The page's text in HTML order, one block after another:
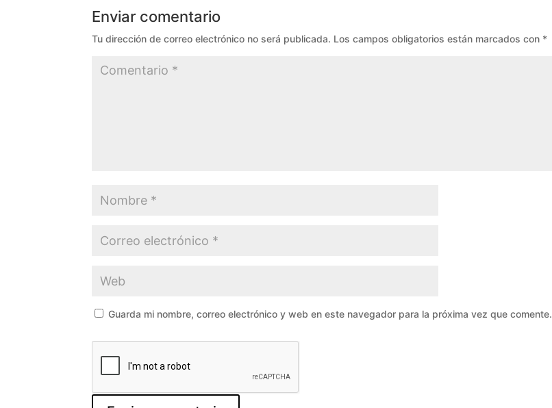
Enviar comentario
Tu dirección de correo electrónico no será publicada. Los campos obligatorios están marcados con *
Guarda mi nombre, correo electrónico y web en este navegador para la próxima vez que comente.